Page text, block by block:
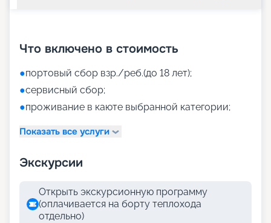
Что включено в стоимость
●портовый сбор взр./реб.(до 18 лет);
●сервисный сбор;
●проживание в каюте выбранной категории;
Показать все услуги
Экскурсии
Открыть экскурсионную программу
(оплачивается на борту теплохода
отдельно)